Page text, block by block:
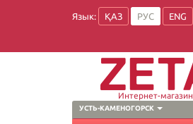
Язык: ҚАЗ РУС ENG
УСТЬ-КАМЕНОГОРСК
Интернет-магазин